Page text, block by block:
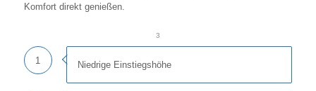
Komfort direkt genießen.
1
2
3
1 Niedrige Einstiegshöhe